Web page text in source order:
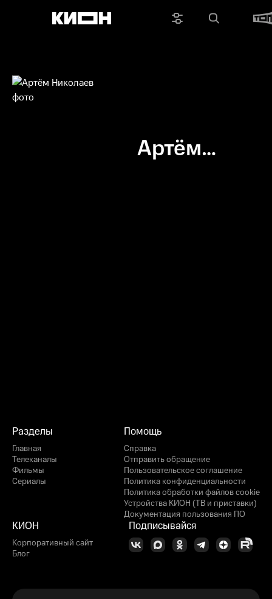
Артём
Разделы
Главная
Телеканалы
Фильмы
Сериалы
Помощь
Справка
Отправить обращение
Пользовательское соглашение
Политика конфиденциальности
Политика обработки файлов cookie
Устройства КИОН (ТВ и приставки)
Документация пользования ПО
КИОН
Корпоративный сайт
Блог
Подписывайся